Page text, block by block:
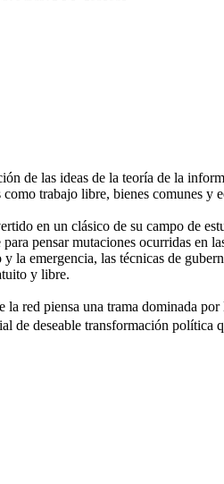
de las ideas de la teoría de la
trabajo libre, bienes comunes
en un clásico de su campo de
pensar mutaciones ocurridas en
la emergencia, las técnicas de
y libre.
red piensa una trama dominada
de deseable transformación política